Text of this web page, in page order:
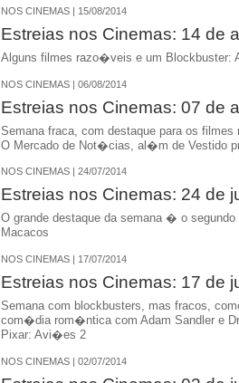
NOS CINEMAS | 15/08/2014
Estreias nos Cinemas: 14 de
Alguns filmes razo�veis e um Blockbuster:
NOS CINEMAS | 06/08/2014
Estreias nos Cinemas: 07 de
Semana fraca, com destaque para os
O Mercado de Not�cias, al�m de Vestido
NOS CINEMAS | 24/07/2014
Estreias nos Cinemas: 24 de
O grande destaque da semana � o
Macacos
NOS CINEMAS | 17/07/2014
Estreias nos Cinemas: 17 de
Semana com blockbusters, mas fracos,
com�dia rom�ntica com Adam Sandler e
Pixar: Avi�es 2
NOS CINEMAS | 02/07/2014